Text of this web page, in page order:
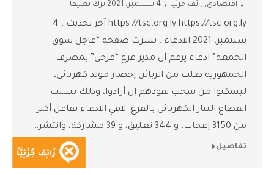
اقتصادي, زائف جزئيا 4 سبتمبر، 2021 اترك تعليقا
https://tsc.org.ly https://tsc.org.ly آخر تحديث : 4
سبتمبر، 2021 الادعاء : نشرت صفحة “عاجل سوق
الجمعة” ادعاء يزعم أن مدير فرع “قرجي” بمصرف
الجمهورية طلب من الزبائن إحضار مولد كهربائي،
ليتمكنوا من سحب نقودهم إن أرادوا، وذلك بسبب
انقطاع التيار الكهربائي بالفرع. لاقي الادعاء تفاعل أكثر
من 3150 إعجاب، و 344 تعليق، و 39 مشاركة، وانتشر…
تفاصيل